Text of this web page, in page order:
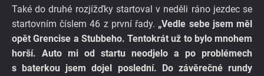
Také do druhé rozjížďky startoval v neděli ráno jezdec se
startovním číslem 46 z první řady. „Vedle sebe jsem měl
opět Grencise a Stubbeho. Tentokrát už to bylo mnohem
horší. Auto mi od startu neodjelo a po problémech
s baterkou jsem dojel poslední. Do závěrečné rundy